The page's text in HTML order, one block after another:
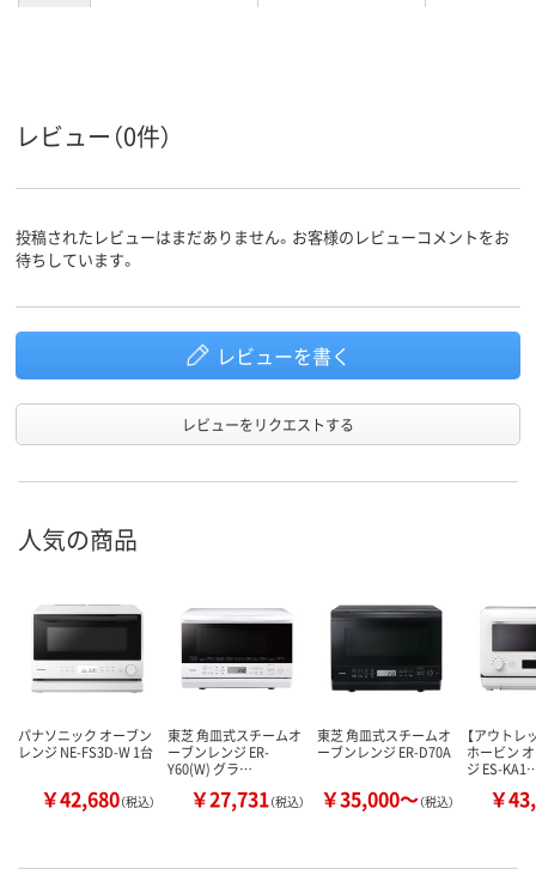
レビュー（0件）
投稿されたレビューはまだありません。お客様のレビューコメントをお
待ちしています。
レビューを書く
レビューをリクエストする
人気の商品
パナソニック オーブン
レンジ NE-FS3D-W 1台
￥42,680（税込）
東芝 角皿式スチームオ
ーブンレンジ ER-
Y60(W) グラ…
￥27,731（税込）
東芝 角皿式スチームオ
ーブンレンジ ER-D70A
￥35,000～（税込）
【アウトレ
ホービン
ジ ES-
￥